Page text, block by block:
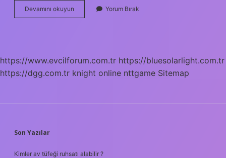
Devamını okuyun Protesto
Ne
Yorum Bırak
https://www.evcilforum.com.tr https://bluesolarlight.com.tr
https://dgg.com.tr knight online nttgame Sitemap
SIDEBAR
Son Yazılar
Kimler av tüfeği ruhsatı alabilir ?